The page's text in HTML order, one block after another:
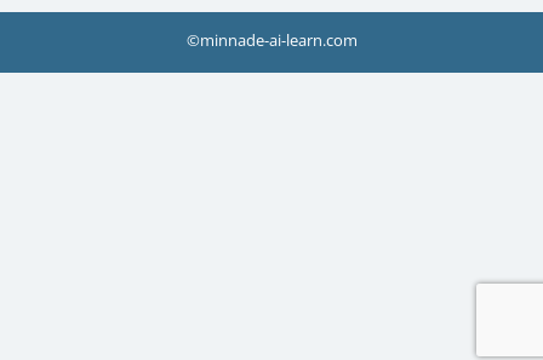
©minnade-ai-learn.com